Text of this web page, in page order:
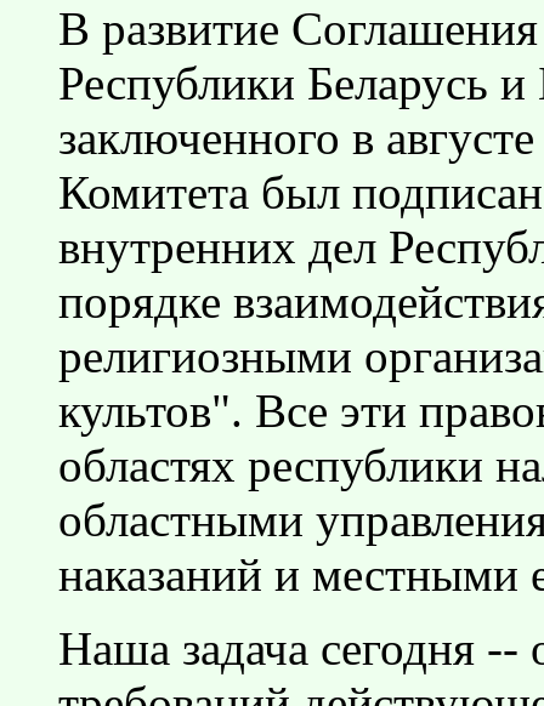
В развитие
Республики Беларусь
заключенного в
Комитета был
внутренних дел
порядке
религиозными
культов". Все эти
областях республики
областными
наказаний и местными
Наша задача сегодня --